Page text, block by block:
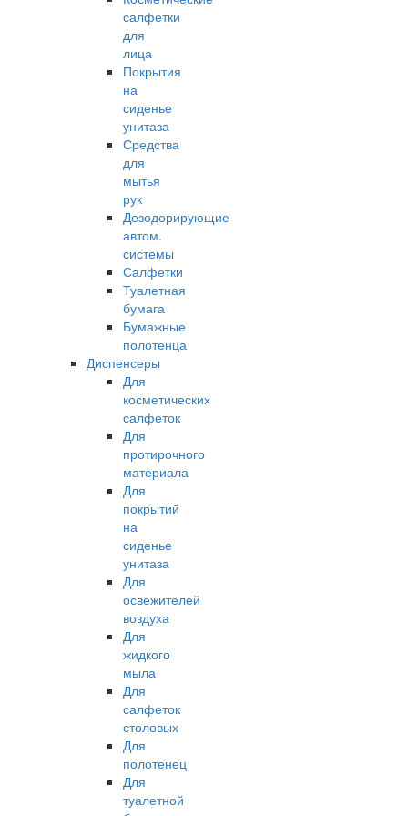
салфетки
для
лица
Покрытия
на
сиденье
унитаза
Средства
для
мытья
рук
Дезодорирующие
автом.
системы
Салфетки
Туалетная
бумага
Бумажные
полотенца
Диспенсеры
Для
косметических
салфеток
Для
протирочного
материала
Для
покрытий
на
сиденье
унитаза
Для
освежителей
воздуха
Для
жидкого
мыла
Для
салфеток
столовых
Для
полотенец
Для
туалетной